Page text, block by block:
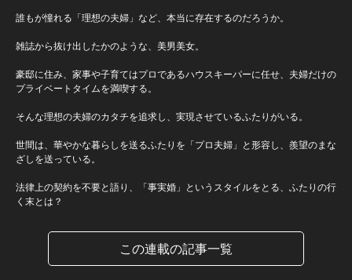
誰もが憧れる「理想の夫婦」など、本当に存在するのだろうか。
雑誌から抜け出したかのような、美男美女。
豪邸に住み、家事や子育てはプロであるハウスキーパーに任せ、夫婦だけの
プライベートタイムを満喫する。
そんな理想の夫婦のカタチを追求し、実現させているふたりがいる。
世間は、華やかな暮らしを送るふたりを「プロ夫婦」と形容し、羨望のまな
ざしを送っている。
法律上の契約を不要と語り、「事実婚」というスタイルをとる、ふたりの行
く末とは？
この連載の記事一覧